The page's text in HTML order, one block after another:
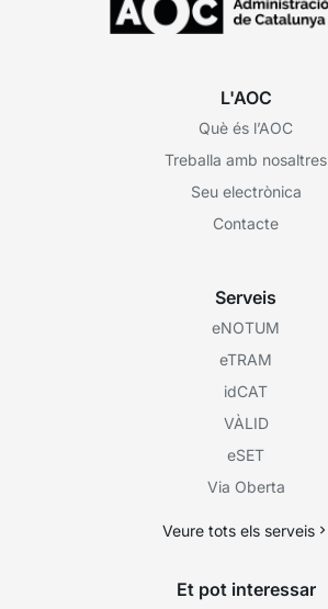
L'AOC
Què és l’AOC
Treballa amb nosaltres
Seu electrònica
Contacte
Serveis
eNOTUM
eTRAM
idCAT
VÀLID
eSET
Via Oberta
Veure tots els serveis
Et pot interessar